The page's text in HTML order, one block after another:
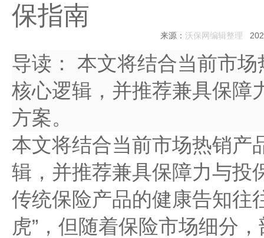
保指南
来源： 沃保网编辑整理
导读：
本文将结合当前市
核心逻辑，并推荐兼具保障
方案。
本文将结合当前市场热销产
辑，并推荐兼具保障力与投
传统保险产品的健康告知往
虎”，但随着保险市场细分